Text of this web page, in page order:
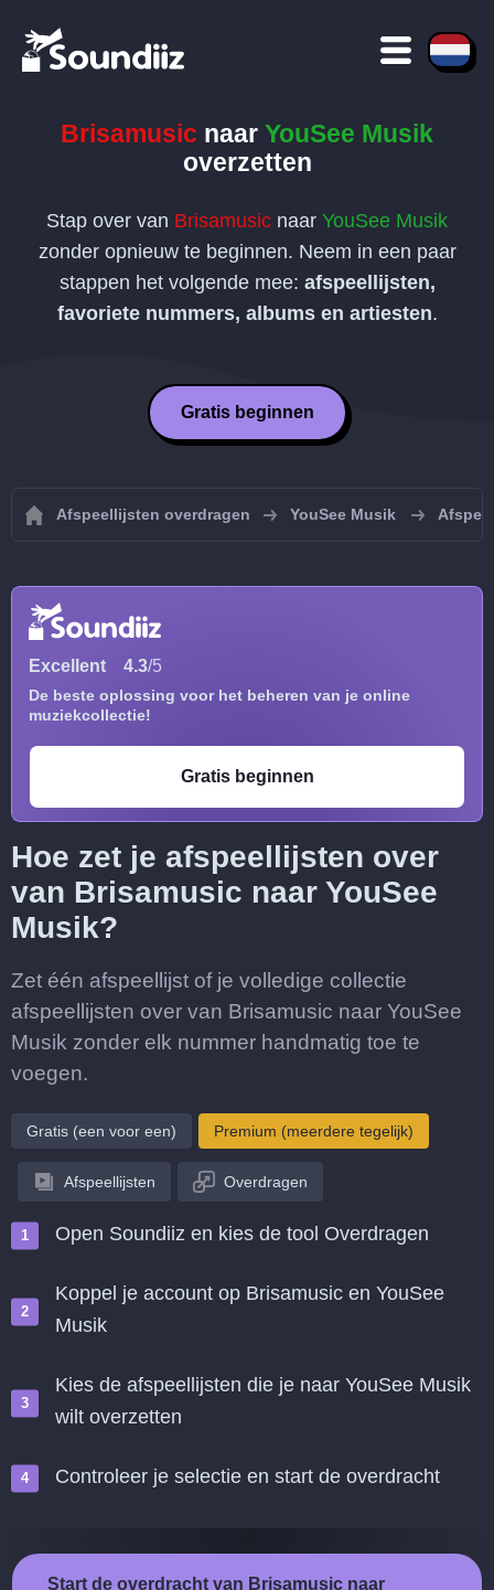
Brisamusic naar YouSee Musik
overzetten
Stap over van Brisamusic naar YouSee Musik
zonder opnieuw te beginnen. Neem in een paar
stappen het volgende mee: afspeellijsten,
favoriete nummers, albums en artiesten.
Gratis beginnen
Afspeellijsten overdragen YouSee Musik
Excellent 4.3/5
De beste oplossing voor het beheren van je online
muziekcollectie!
Gratis beginnen
Hoe zet je afspeellijsten over
van Brisamusic naar YouSee
Musik?
Zet één afspeellijst of je volledige collectie
afspeellijsten over van Brisamusic naar YouSee
Musik zonder elk nummer handmatig toe te
voegen.
Gratis (een voor een) Premium (meerdere tegelijk)
Afspeellijsten Overdragen
Open Soundiiz en kies de tool Overdragen
Koppel je account op Brisamusic en YouSee
Musik
Kies de afspeellijsten die je naar YouSee Musik
wilt overzetten
Controleer je selectie en start de overdracht
Start de overdracht van Brisamusic naar